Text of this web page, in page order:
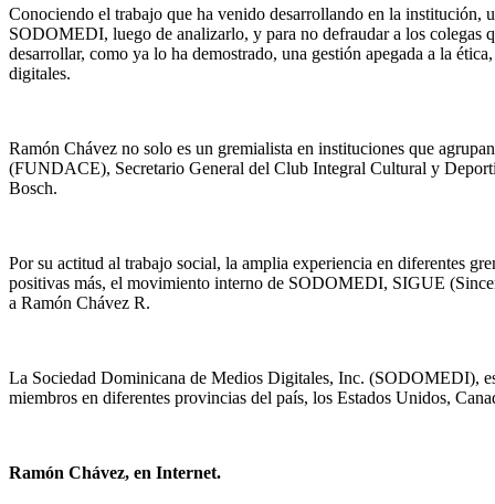
Conociendo el trabajo que ha venido desarrollando en la institución,
SODOMEDI, luego de analizarlo, y para no defraudar a los colegas
desarrollar, como ya lo ha demostrado, una gestión apegada a la
digitales.
Ramón Chávez no solo es un gremialista en instituciones que
(FUNDACE), Secretario General del Club Integral Cultural y
Bosch.
Por su actitud al trabajo social, la amplia experiencia en diferentes
positivas más, el movimiento interno de SODOMEDI, SIGUE
a Ramón Chávez R.
La Sociedad Dominicana de Medios Digitales, Inc. (SODOMEDI),
miembros en diferentes provincias del país, los Estados Unidos,
Ramón Chávez, en Internet.